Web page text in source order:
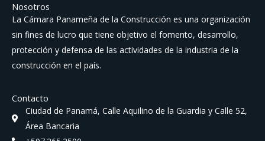
Nosotros
La Cámara Panameña de la Construcción es una organización
sin fines de lucro que tiene objetivo el fomento, desarrollo,
protección y defensa de las actividades de la industria de la
construcción en el país.
Contacto
Ciudad de Panamá, Calle Aquilino de la Guardia y Calle 52,
Área Bancaria